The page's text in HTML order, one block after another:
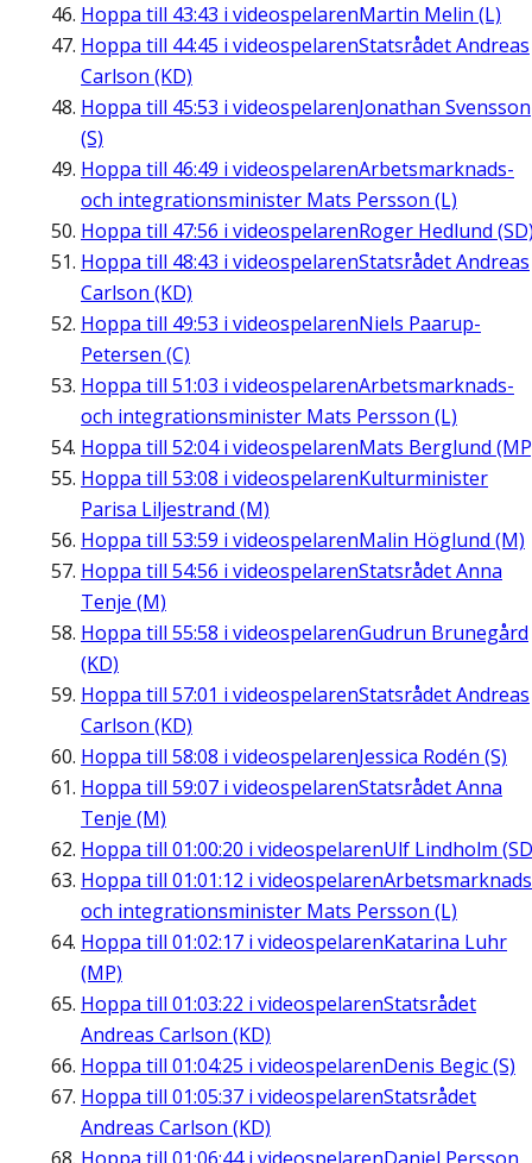
Hoppa till 43:43 i videospelarenMartin Melin (L)
Hoppa till 44:45 i videospelarenStatsrådet Andreas
Carlson (KD)
Hoppa till 45:53 i videospelarenJonathan Svensson
(S)
Hoppa till 46:49 i videospelarenArbetsmarknads-
och integrationsminister Mats Persson (L)
Hoppa till 47:56 i videospelarenRoger Hedlund
Hoppa till 48:43 i videospelarenStatsrådet Andreas
Carlson (KD)
Hoppa till 49:53 i videospelarenNiels Paarup-
Petersen (C)
Hoppa till 51:03 i videospelarenArbetsmarknads-
och integrationsminister Mats Persson (L)
Hoppa till 52:04i videospelarenMats Berglund
Hoppa till 53:08 i videospelarenKulturminister
Parisa Liljestrand (M)
Hoppa till 53:59 i videospelarenMalin Höglund (M)
Hoppa till 54:56 i videospelarenStatsrådet Anna
Tenje (M)
Hoppa till 55:58 i videospelarenGudrun Brunegård
(KD)
Hoppa till 57:01 i videospelarenStatsrådet Andreas
Carlson (KD)
Hoppa till 58:08 i videospelarenJessica Rodén (S)
Hoppa till 59:07 i videospelarenStatsrådet Anna
Tenje (M)
Hoppa till 01:00:20 i videospelarenUlf Lindholm
Hoppa till 01:01:12 i videospelaren
och integrationsminister Mats Persson (L)
Hoppa till 01:02:17 i videospelarenKatarina Luhr
(MP)
Hoppa till 01:03:22 i videospelarenStatsrådet
Andreas Carlson (KD)
Hoppa till 01:04:25 i videospelarenDenis Begic (S)
Hoppa till 01:05:37 i videospelarenStatsrådet
Andreas Carlson (KD)